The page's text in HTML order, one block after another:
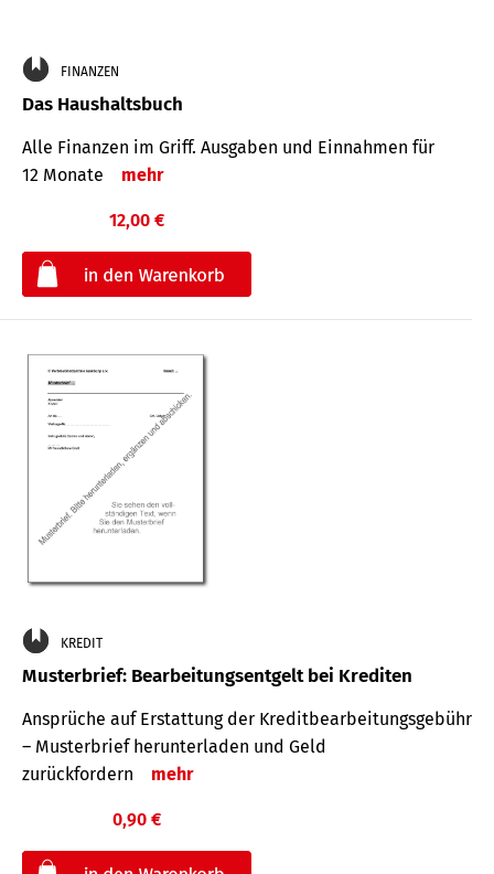
FINANZEN
Das Haushaltsbuch
Alle Finanzen im Griff. Aus­gaben und Ein­nahmen für
12 Monate
mehr
12,00 €
KREDIT
Musterbrief: Bearbeitungsentgelt bei Krediten
Ansprüche auf Erstattung der Kreditbearbeitungsgebühr
– Musterbrief herunterladen und Geld
zurückfordern
mehr
0,90 €